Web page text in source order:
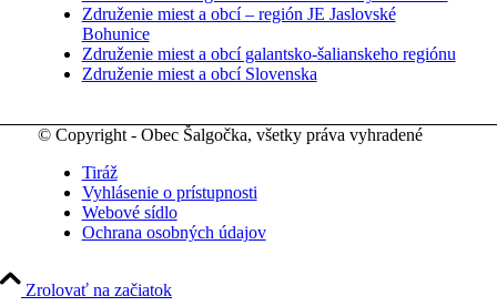
Združenie miest a obcí – región JE Jaslovské
Bohunice
Združenie miest a obcí galantsko-šalianskeho regiónu
Združenie miest a obcí Slovenska
© Copyright - Obec Šalgočka, všetky práva vyhradené
Tiráž
Vyhlásenie o prístupnosti
Webové sídlo
Ochrana osobných údajov
Zrolovať na začiatok